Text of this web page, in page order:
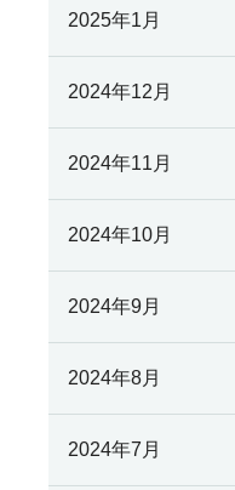
2025年1月
2024年12月
2024年11月
2024年10月
2024年9月
2024年8月
2024年7月